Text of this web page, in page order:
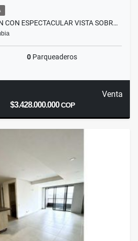
CON ESPECTACULAR VISTA SOBR…
0 Parqueaderos
Venta
$3.428.000.000COP